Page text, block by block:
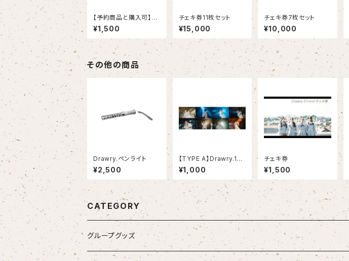
【予約商品と購入可】チ
ェキ券
¥1,500
チェキ券11枚セット
¥15,000
チェキ券7枚セット
¥10,000
その他の商品
Drawry.ペンライト
¥2,500
【TYPE A】Drawry.1st
ONEMAN LIVE「I Beli
eve」ブロマイドセット
【TYPE A全員分ご購入
で集合写真TYPE A ve
r.プレゼント】
¥1,000
チェキ券
¥1,500
CATEGORY
グループグッズ